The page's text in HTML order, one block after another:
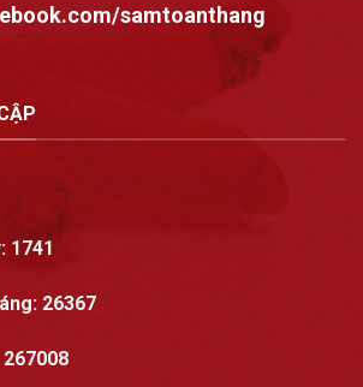
samtoanthang
1741
: 26367
267008